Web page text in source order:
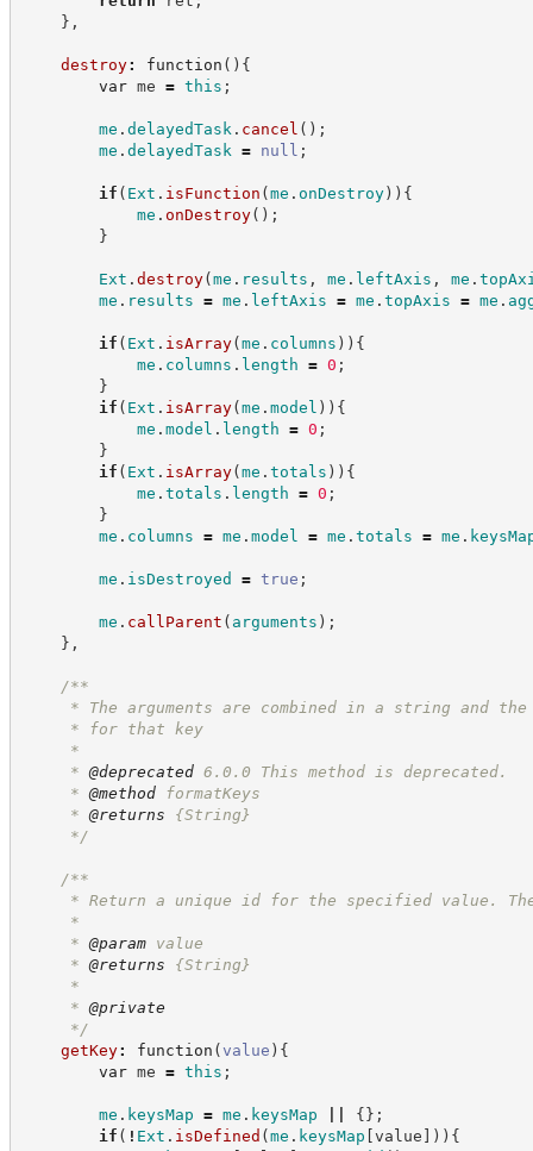
} ,
destroy: function ( ) {
var me = this ;
me . delayedTask . cancel ( ) ;
me . delayedTask = null ;
if ( Ext . isFunction (me . onDestroy) ) {
me . onDestroy( ) ;
}
Ext . destroy(me . results , me . leftAxis , me .
me . results = me . leftAxis = me . topAxis = me .
if ( Ext . isArray(me . columns ) ) {
me . columns . length = 0 ;
}
if ( Ext . isArray(me . model ) ) {
me . model . length = 0 ;
}
if ( Ext . isArray(me . totals ) ) {
me . totals . length = 0 ;
}
me . columns = me . model = me . totals = me .
me . isDestroyed = true ;
me . callParent ( arguments ) ;
} ,
/**
* The arguments are combined in a string and
* for that key
*
* @deprecated 6.0.0 This method is deprecated.
* @method formatKeys
* @returns
{String}
*/
/**
* Return a unique id for the specified value. The
*
* @param value
* @returns
{String}
*
* @private
*/
getKey: function (value ) {
var me = this ;
me . keysMap = me . keysMap {} ;
if ( ! Ext . isDefined (me . keysMap [value ] ) ) {